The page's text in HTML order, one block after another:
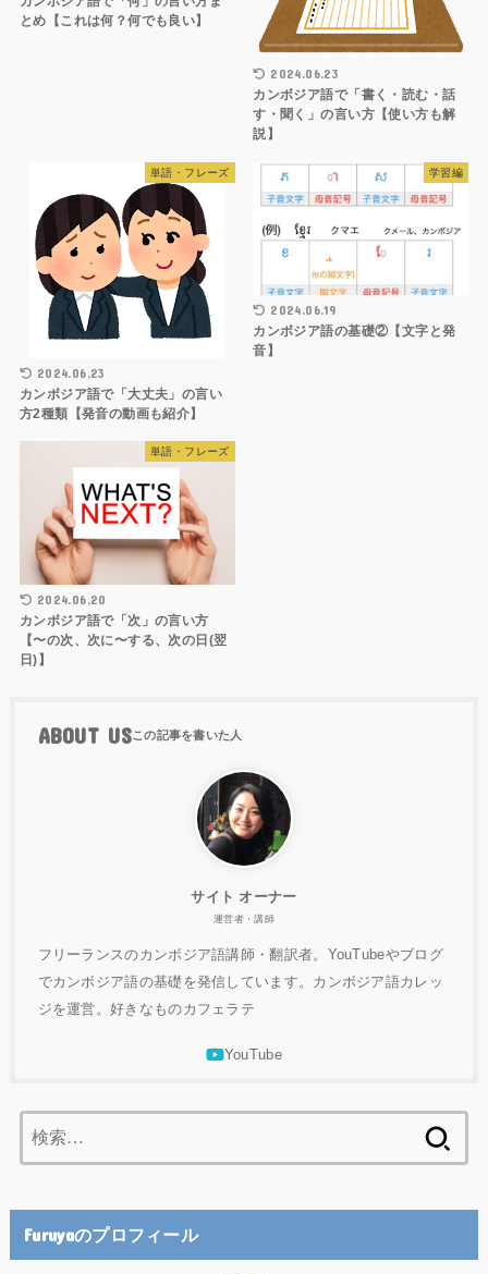
とめ【これは何？何でも良い】
2024.06.23
カンボジア語で「書く・読む・話
す・聞く」の言い方【使い方も解
説】
単語・フレーズ
2024.06.23
カンボジア語で「大丈夫」の言い
方2種類【発音の動画も紹介】
学習編
2024.06.19
カンボジア語の基礎②【文字と発
音】
単語・フレーズ
2024.06.20
カンボジア語で「次」の言い方
【〜の次、次に〜する、次の日(翌
日)】
ABOUT US
サイト オーナー
運営者・講師
フリーランスのカンボジア語講師・翻訳者。YouTubeやブログ
でカンボジア語の基礎を発信しています。カンボジア語カレッ
ジを運営。好きなものカフェラテ
索:
Furuyaのプロフィール